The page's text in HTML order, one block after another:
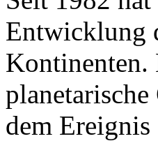
Entwicklung
Kontinenten.
dem